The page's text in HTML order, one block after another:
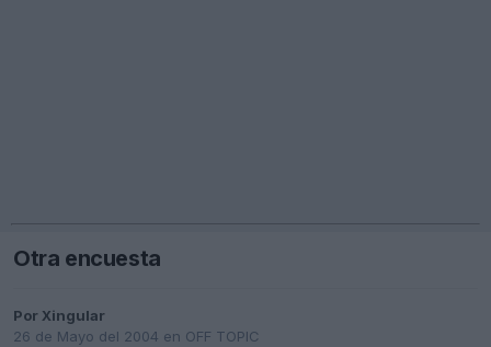
Otra encuesta
PorXingular
26 de Mayo del 2004 en OFF TOPIC